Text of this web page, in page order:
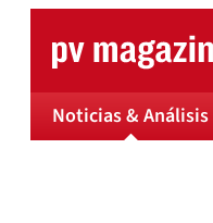
content
Noticias & Análisis